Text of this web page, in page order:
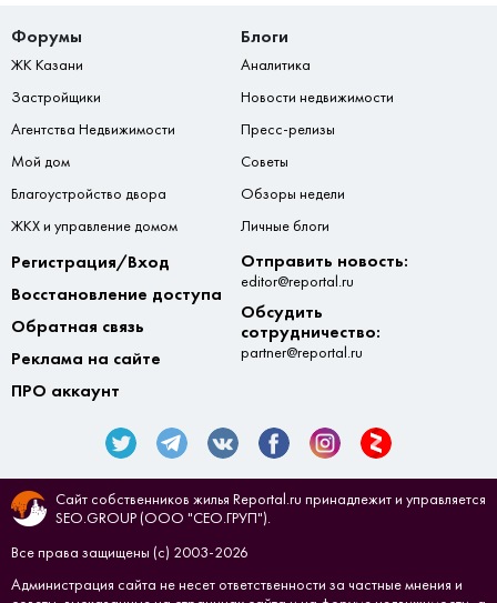
Форумы
ЖК Казани
Застройщики
Агентства Недвижимости
Мой дом
Благоустройство двора
ЖКХ и управление домом
Блоги
Аналитика
Новости недвижимости
Пресс-релизы
Советы
Обзоры недели
Личные блоги
Регистрация/Вход
Восстановление доступа
Обратная связь
Реклама на сайте
ПРО аккаунт
Отправить новость:
editor@reportal.ru
Обсудить
сотрудничество:
partner@reportal.ru
Сайт собственников жилья Reportal.ru принадлежит и управляется
SEO.GROUP (ООО "СЕО.ГРУП").
Все права защищены (с) 2003-2026
Администрация сайта не несет ответственности за частные мнения и